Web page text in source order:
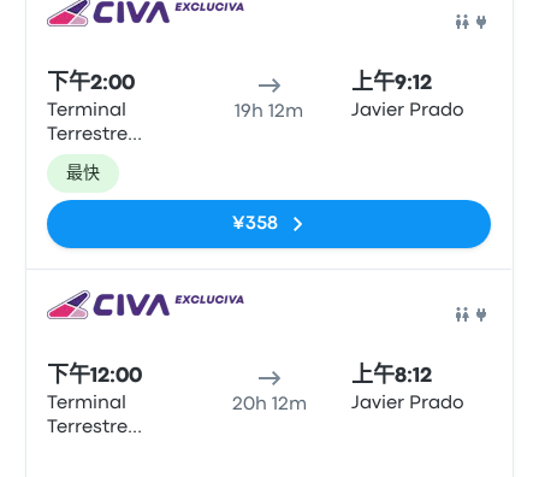
下午2:00
Terminal
Terrestre
Manual A.
Odria de
Tacna
19h 12m
上午9:12
Javier Prado
最快
¥358
下午12:00
Terminal
Terrestre
20h 12m
上午8:12
Javier Prado